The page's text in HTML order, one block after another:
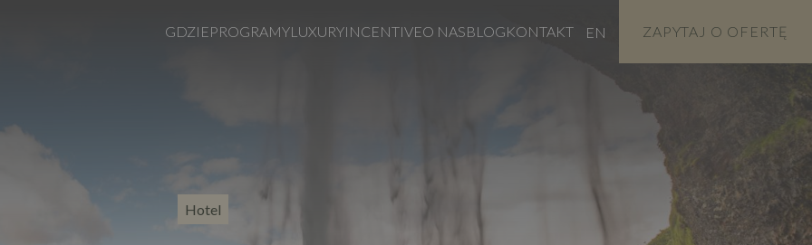
GDZIEPROGRAMYLUXURYINCENTIVEO NASBLOGKONTAKT EN ZAPYTAJ O OFERTĘ
Hotel